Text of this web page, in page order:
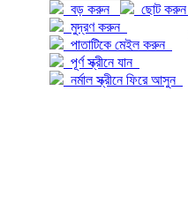
বড় করুন
ছোট করুন
মুদ্রণ করুন
পাতাটিকে মেইল করুন
পূর্ণ স্ক্রীনে যান
নর্মাল স্ক্রীনে ফিরে আসুন